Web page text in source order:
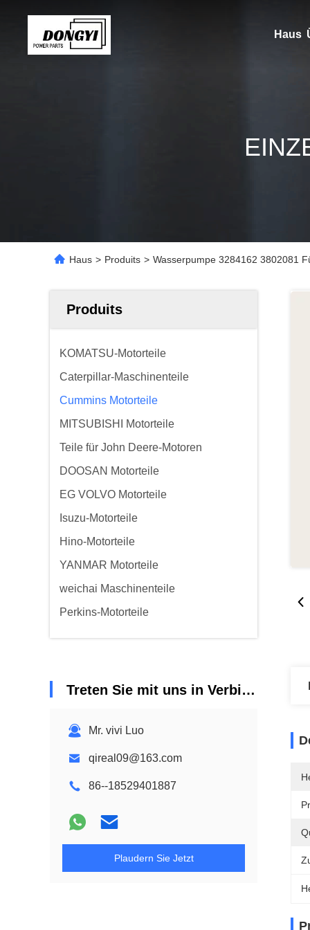
Haus
Haus > Produits > Wasserpumpe 3284162 3802081
Produits
KOMATSU-Motorteile
Caterpillar-Maschinenteile
Cummins Motorteile
MITSUBISHI Motorteile
Teile für John Deere-Motoren
DOOSAN Motorteile
EG VOLVO Motorteile
Isuzu-Motorteile
Hino-Motorteile
YANMAR Motorteile
weichai Maschinenteile
Perkins-Motorteile
Treten Sie mit uns in Verbindung
Mr. vivi Luo
qireal09@163.com
86--18529401887
Plaudern Sie Jetzt